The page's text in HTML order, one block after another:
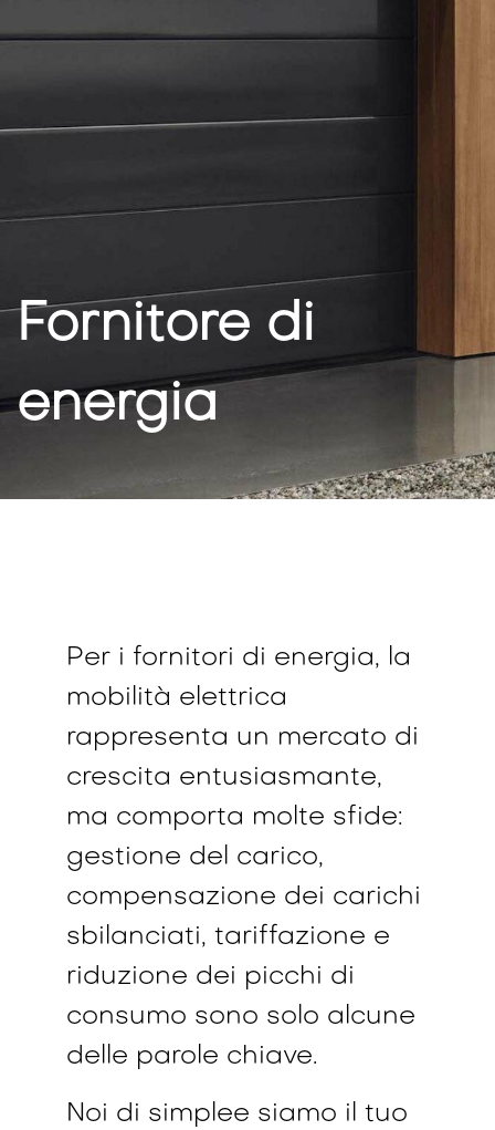
Fornitore di
energia
Per i fornitori di energia, la
mobilità elettrica
rappresenta un mercato di
crescita entusiasmante,
ma comporta molte sfide:
gestione del carico,
compensazione dei carichi
sbilanciati, tariffazione e
riduzione dei picchi di
consumo sono solo alcune
delle parole chiave.
Noi di simplee siamo il tuo